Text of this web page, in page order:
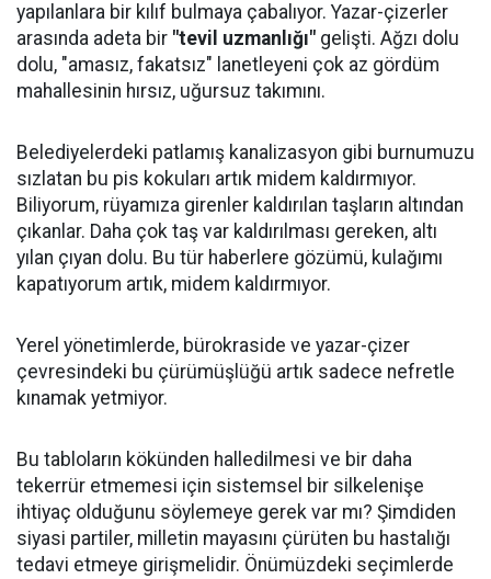
yapılanlara bir kılıf bulmaya çabalıyor. Yazar-çizerler
arasında adeta bir "tevil uzmanlığı" gelişti. Ağzı dolu
dolu, "amasız, fakatsız" lanetleyeni çok az gördüm
mahallesinin hırsız, uğursuz takımını.
Belediyelerdeki patlamış kanalizasyon gibi burnumuzu
sızlatan bu pis kokuları artık midem kaldırmıyor.
Biliyorum, rüyamıza girenler kaldırılan taşların altından
çıkanlar. Daha çok taş var kaldırılması gereken, altı
yılan çıyan dolu. Bu tür haberlere gözümü, kulağımı
kapatıyorum artık, midem kaldırmıyor.
Yerel yönetimlerde, bürokraside ve yazar-çizer
çevresindeki bu çürümüşlüğü artık sadece nefretle
kınamak yetmiyor.
Bu tabloların kökünden halledilmesi ve bir daha
tekerrür etmemesi için sistemsel bir silkelenişe
ihtiyaç olduğunu söylemeye gerek var mı? Şimdiden
siyasi partiler, milletin mayasını çürüten bu hastalığı
tedavi etmeye girişmelidir. Önümüzdeki seçimlerde